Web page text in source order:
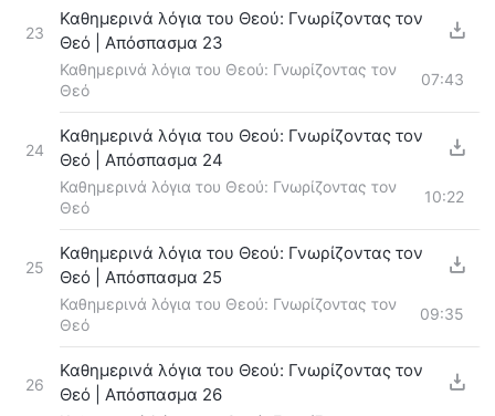
23
Καθημερινά λόγια του Θεού: Γνωρίζοντας τον
Θεό | Απόσπασμα 23
Καθημερινά λόγια του Θεού: Γνωρίζοντας τον
Θεό
07:43
24
Καθημερινά λόγια του Θεού: Γνωρίζοντας τον
Θεό | Απόσπασμα 24
Καθημερινά λόγια του Θεού: Γνωρίζοντας τον
Θεό
10:22
25
Καθημερινά λόγια του Θεού: Γνωρίζοντας τον
Θεό | Απόσπασμα 25
Καθημερινά λόγια του Θεού: Γνωρίζοντας τον
Θεό
09:35
26
Καθημερινά λόγια του Θεού: Γνωρίζοντας τον
Θεό | Απόσπασμα 26